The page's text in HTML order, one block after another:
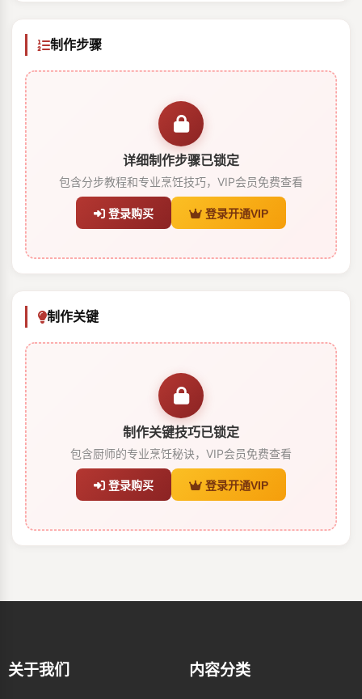
制作步骤
详细制作步骤已锁定
包含分步教程和专业烹饪技巧，VIP会员免费查看
登录购买 登录开通VIP
制作关键
制作关键技巧已锁定
包含厨师的专业烹饪秘诀，VIP会员免费查看
登录购买 登录开通VIP
关于我们 内容分类